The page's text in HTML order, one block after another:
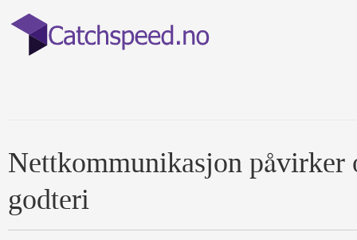
Nettkommunikasjon påvirker
godteri